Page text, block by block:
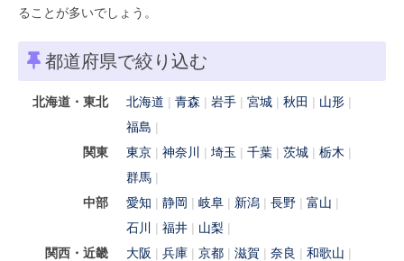
ることが多いでしょう。
都道府県で絞り込む
北海道・東北 北海道 青森 岩手 宮城 秋田
山形
福島
関東
東京 神奈川 埼玉 千葉 茨城
栃木
群馬
中部
愛知 静岡 岐阜 新潟 長野
富山
石川
福井
山梨
関西・近畿
大阪 兵庫 京都 滋賀 奈良
和歌山